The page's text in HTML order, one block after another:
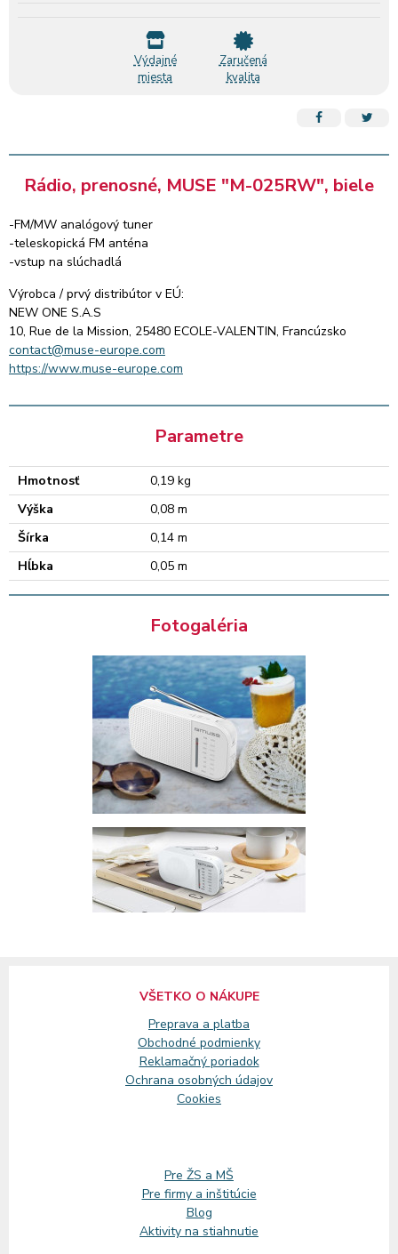
Výdajné
miesta
Zaručená
kvalita
Rádio, prenosné, MUSE "M-025RW", biele
-FM/MW analógový tuner
-teleskopická FM anténa
-vstup na slúchadlá
Výrobca / prvý distribútor v EÚ:
NEW ONE S.A.S
10, Rue de la Mission, 25480 ECOLE-VALENTIN, Francúzsko
contact@muse-europe.com
https://www.muse-europe.com
Parametre
Hmotnosť
0,19 kg
Výška
0,08 m
Šírka
0,14 m
Hĺbka
0,05 m
Fotogaléria
VŠETKO O NÁKUPE
Preprava a platba
Obchodné podmienky
Reklamačný poriadok
Ochrana osobných údajov
Cookies
Pre ŽS a MŠ
Pre firmy a inštitúcie
Blog
Aktivity na stiahnutie